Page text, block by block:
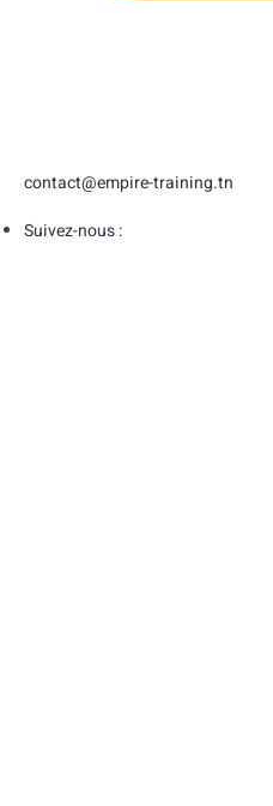
contact@empire-training.tn
Suivez-nous :